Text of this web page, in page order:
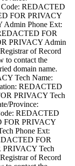
REDACTED
FOR PRIVACY
Phone Ext:
FOR
PRIVACY Admin
of Record
to contact the
domain name.
Tech Name:
REDACTED
PRIVACY Tech
Province:
REDACTED
FOR PRIVACY
Phone Ext:
FOR
Tech
of Record